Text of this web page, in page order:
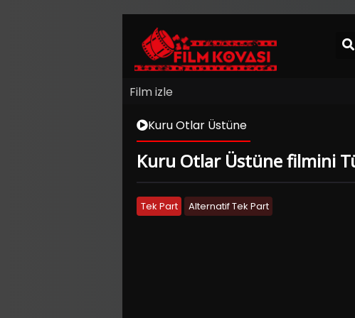
Film izle
Kuru Otlar Üstüne
Kuru Otlar Üstüne filmini
Tek Part Alternatif Tek Part